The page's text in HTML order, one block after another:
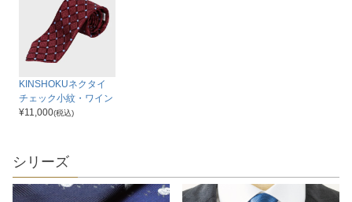
KINSHOKUネクタイ
チェック小紋・ワイン
¥11,000(税込)
シリーズ